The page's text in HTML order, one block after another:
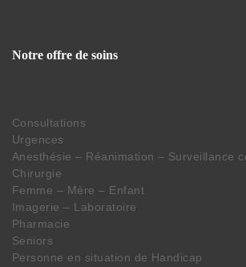
Notre offre de soins
Consultations
Urgences
Anesthésie – Réanimation – Surveillance
Chirurgie
Femme – Mère – Enfant
Imagerie – Laboratoire
Pharmacie
Seniors
Personne en situation de Handicap